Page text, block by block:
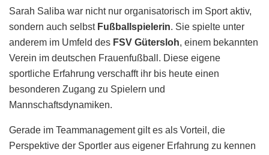
Sarah Saliba war nicht nur organisatorisch im Sport aktiv,
sondern auch selbst Fußballspielerin. Sie spielte unter
anderem im Umfeld des FSV Gütersloh, einem bekannten
Verein im deutschen Frauenfußball. Diese eigene
sportliche Erfahrung verschafft ihr bis heute einen
besonderen Zugang zu Spielern und
Mannschaftsdynamiken.
Gerade im Teammanagement gilt es als Vorteil, die
Perspektive der Sportler aus eigener Erfahrung zu kennen